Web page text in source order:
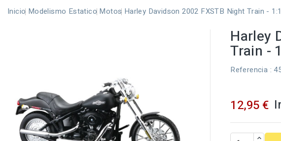
Inicio Modelismo Estatico Motos Harley Davidson 2002 FXSTB Night Train -
Harley
Train -
Referencia :
12,95 €